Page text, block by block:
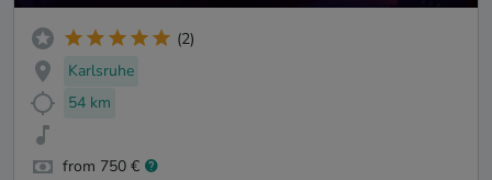
(2)
Karlsruhe
54 km
from 750 €